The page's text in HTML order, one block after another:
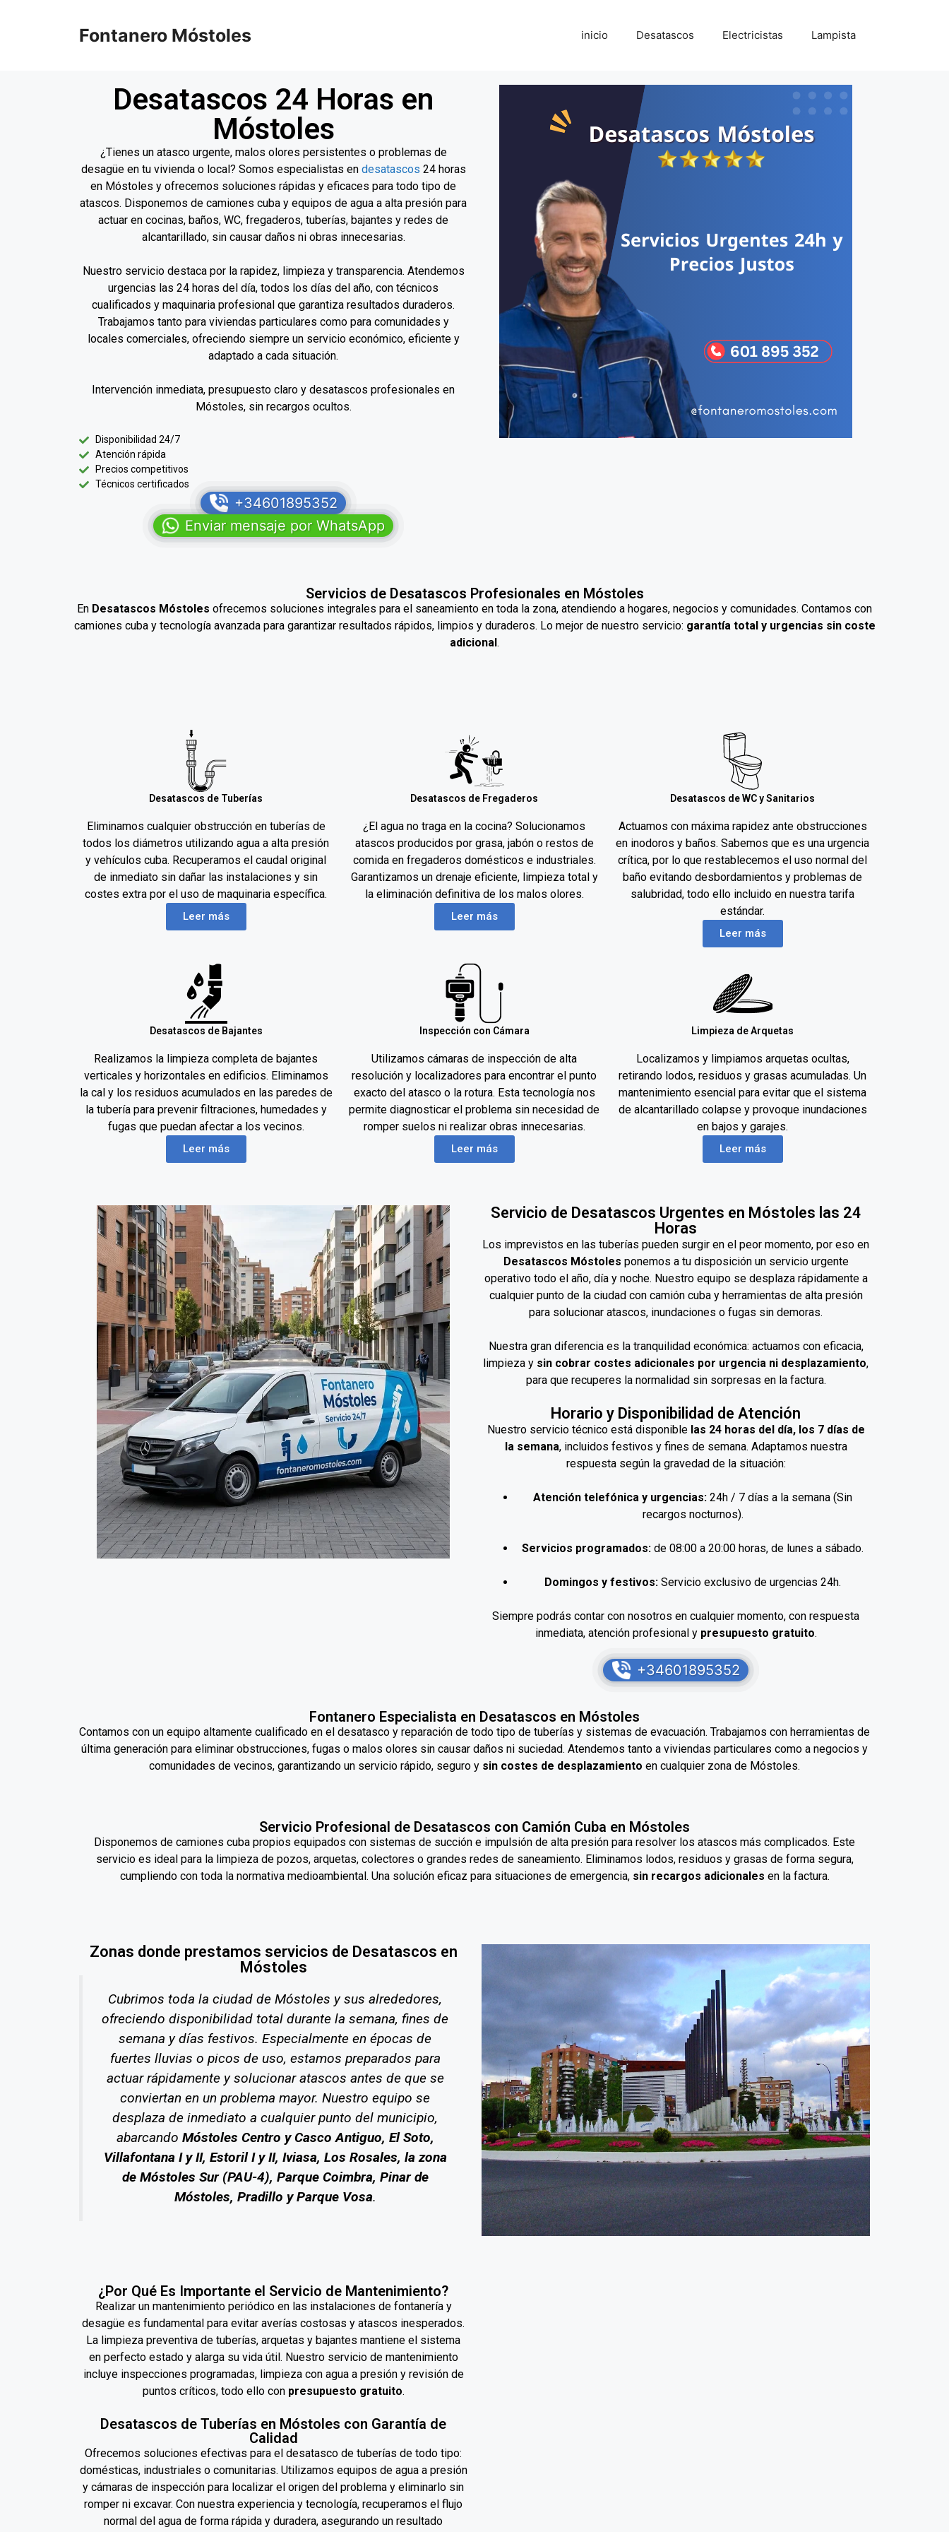
Fontanero Móstoles inicio Desatascos Electricistas Lampista
Desatascos 24 Horas en
Móstoles
¿Tienes un atasco urgente, malos olores persistentes o problemas de
desagüe en tu vivienda o local? Somos especialistas en desatascos 24 horas
en Móstoles y ofrecemos soluciones rápidas y eficaces para todo tipo de
atascos. Disponemos de camiones cuba y equipos de agua a alta presión para
actuar en cocinas, baños, WC, fregaderos, tuberías, bajantes y redes de
alcantarillado, sin causar daños ni obras innecesarias.
Nuestro servicio destaca por la rapidez, limpieza y transparencia. Atendemos
urgencias las 24 horas del día, todos los días del año, con técnicos
cualificados y maquinaria profesional que garantiza resultados duraderos.
Trabajamos tanto para viviendas particulares como para comunidades y
locales comerciales, ofreciendo siempre un servicio económico, eficiente y
adaptado a cada situación.
Intervención inmediata, presupuesto claro y desatascos profesionales en
Móstoles, sin recargos ocultos.
Disponibilidad 24/7
Atención rápida
Precios competitivos
Técnicos certificados
+34601895352
Enviar mensaje por WhatsApp
Servicios de Desatascos Profesionales en Móstoles
En Desatascos Móstoles ofrecemos soluciones integrales para el saneamiento en toda la zona, atendiendo a hogares, negocios y comunidades. Contamos con
camiones cuba y tecnología avanzada para garantizar resultados rápidos, limpios y duraderos. Lo mejor de nuestro servicio: garantía total y urgencias sin coste
adicional.
Desatascos de Tuberías
Eliminamos cualquier obstrucción en tuberías de
todos los diámetros utilizando agua a alta presión
y vehículos cuba. Recuperamos el caudal original
de inmediato sin dañar las instalaciones y sin
costes extra por el uso de maquinaria específica.
Leer más
Desatascos de Fregaderos
¿El agua no traga en la cocina? Solucionamos
atascos producidos por grasa, jabón o restos de
comida en fregaderos domésticos e industriales.
Garantizamos un drenaje eficiente, limpieza total y
la eliminación definitiva de los malos olores.
Leer más
Desatascos de WC y Sanitarios
Actuamos con máxima rapidez ante obstrucciones
en inodoros y baños. Sabemos que es una urgencia
crítica, por lo que restablecemos el uso normal del
baño evitando desbordamientos y problemas de
salubridad, todo ello incluido en nuestra tarifa
estándar.
Leer más
Desatascos de Bajantes
Realizamos la limpieza completa de bajantes
verticales y horizontales en edificios. Eliminamos
la cal y los residuos acumulados en las paredes de
la tubería para prevenir filtraciones, humedades y
fugas que puedan afectar a los vecinos.
Leer más
Inspección con Cámara
Utilizamos cámaras de inspección de alta
resolución y localizadores para encontrar el punto
exacto del atasco o la rotura. Esta tecnología nos
permite diagnosticar el problema sin necesidad de
romper suelos ni realizar obras innecesarias.
Leer más
Limpieza de Arquetas
Localizamos y limpiamos arquetas ocultas,
retirando lodos, residuos y grasas acumuladas. Un
mantenimiento esencial para evitar que el sistema
de alcantarillado colapse y provoque inundaciones
en bajos y garajes.
Leer más
Servicio de Desatascos Urgentes en Móstoles las 24
Horas
Los imprevistos en las tuberías pueden surgir en el peor momento, por eso en
Desatascos Móstoles ponemos a tu disposición un servicio urgente
operativo todo el año, día y noche. Nuestro equipo se desplaza rápidamente a
cualquier punto de la ciudad con camión cuba y herramientas de alta presión
para solucionar atascos, inundaciones o fugas sin demoras.
Nuestra gran diferencia es la tranquilidad económica: actuamos con eficacia,
limpieza y sin cobrar costes adicionales por urgencia ni desplazamiento,
para que recuperes la normalidad sin sorpresas en la factura.
Horario y Disponibilidad de Atención
Nuestro servicio técnico está disponible las 24 horas del día, los 7 días de
la semana, incluidos festivos y fines de semana. Adaptamos nuestra
respuesta según la gravedad de la situación:
Atención telefónica y urgencias: 24h / 7 días a la semana (Sin
recargos nocturnos).
Servicios programados: de 08:00 a 20:00 horas, de lunes a sábado.
Domingos y festivos: Servicio exclusivo de urgencias 24h.
Siempre podrás contar con nosotros en cualquier momento, con respuesta
inmediata, atención profesional y presupuesto gratuito.
+34601895352
Fontanero Especialista en Desatascos en Móstoles
Contamos con un equipo altamente cualificado en el desatasco y reparación de todo tipo de tuberías y sistemas de evacuación. Trabajamos con herramientas de
última generación para eliminar obstrucciones, fugas o malos olores sin causar daños ni suciedad. Atendemos tanto a viviendas particulares como a negocios y
comunidades de vecinos, garantizando un servicio rápido, seguro y sin costes de desplazamiento en cualquier zona de Móstoles.
Servicio Profesional de Desatascos con Camión Cuba en Móstoles
Disponemos de camiones cuba propios equipados con sistemas de succión e impulsión de alta presión para resolver los atascos más complicados. Este
servicio es ideal para la limpieza de pozos, arquetas, colectores o grandes redes de saneamiento. Eliminamos lodos, residuos y grasas de forma segura,
cumpliendo con toda la normativa medioambiental. Una solución eficaz para situaciones de emergencia, sin recargos adicionales en la factura.
Zonas donde prestamos servicios de Desatascos en
Móstoles
Cubrimos toda la ciudad de Móstoles y sus alrededores,
ofreciendo disponibilidad total durante la semana, fines de
semana y días festivos. Especialmente en épocas de
fuertes lluvias o picos de uso, estamos preparados para
actuar rápidamente y solucionar atascos antes de que se
conviertan en un problema mayor. Nuestro equipo se
desplaza de inmediato a cualquier punto del municipio,
abarcando Móstoles Centro y Casco Antiguo, El Soto,
Villafontana I y II, Estoril I y II, Iviasa, Los Rosales, la zona
de Móstoles Sur (PAU-4), Parque Coimbra, Pinar de
Móstoles, Pradillo y Parque Vosa.
¿Por Qué Es Importante el Servicio de Mantenimiento?
Realizar un mantenimiento periódico en las instalaciones de fontanería y
desagüe es fundamental para evitar averías costosas y atascos inesperados.
La limpieza preventiva de tuberías, arquetas y bajantes mantiene el sistema
en perfecto estado y alarga su vida útil. Nuestro servicio de mantenimiento
incluye inspecciones programadas, limpieza con agua a presión y revisión de
puntos críticos, todo ello con presupuesto gratuito.
Desatascos de Tuberías en Móstoles con Garantía de
Calidad
Ofrecemos soluciones efectivas para el desatasco de tuberías de todo tipo:
domésticas, industriales o comunitarias. Utilizamos equipos de agua a presión
y cámaras de inspección para localizar el origen del problema y eliminarlo sin
romper ni excavar. Con nuestra experiencia y tecnología, recuperamos el flujo
normal del agua de forma rápida y duradera, asegurando un resultado